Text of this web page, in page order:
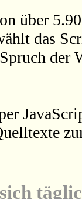
über
das
der